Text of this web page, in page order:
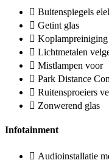
Buitenspiegels
Getint glas
Koplampreiniging
Lichtmetalen
Mistlampen voor
Park Distance
Ruitensproeiers
Zonwerend glas
Infotainment
Audioinstallatie